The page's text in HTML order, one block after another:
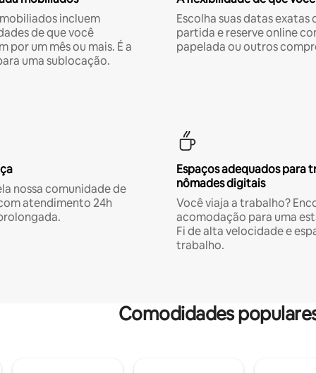
incluem
de que você
por um mês ou mais. É a
uma sublocação.
Escolha suas datas exatas
partida e reserve online
papelada ou outros
nossa comunidade de
atendimento 24h
Espaços adequados para
nômades digitais
Você viaja a trabalho?
acomodação para uma
Fi de alta velocidade e
trabalho.
Comodidades